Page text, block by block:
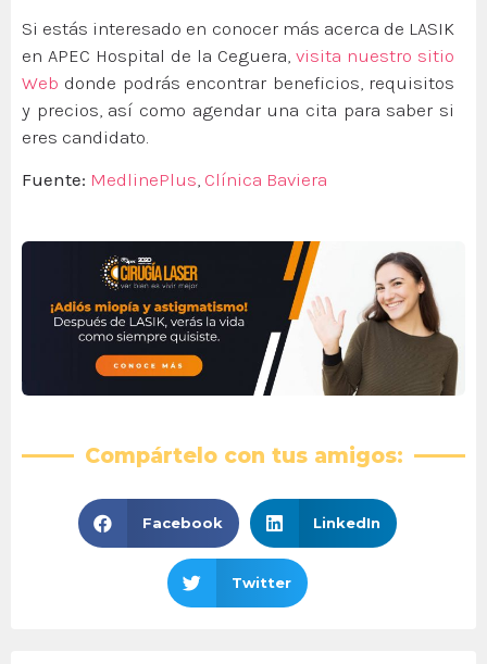
Si estás interesado en conocer más acerca de LASIK
en APEC Hospital de la Ceguera, visita nuestro sitio
Web donde podrás encontrar beneficios, requisitos
y precios, así como agendar una cita para saber si
eres candidato.
Fuente: MedlinePlus, Clínica Baviera
Compártelo con tus amigos:
Facebook LinkedIn
Twitter